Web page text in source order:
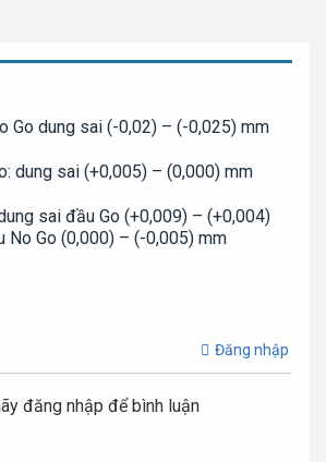
Go dung sai (-0,02) – (-0,025) mm
dung sai (+0,005) – (0,000) mm
sai đầu Go (+0,009) – (+0,004)
No Go (0,000) – (-0,005) mm
Đăng nhập
đăng nhập để bình luận